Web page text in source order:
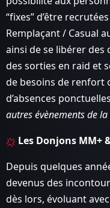
“fixes” d’être
Remplaçant / Casual
ainsi de se libérer
des sorties en raid et
de besoins de renfort
d’absences ponctuelles
autres évènements de la
Les Donjons MM+
Depuis quelques
devenus des
dès lors, évoluant